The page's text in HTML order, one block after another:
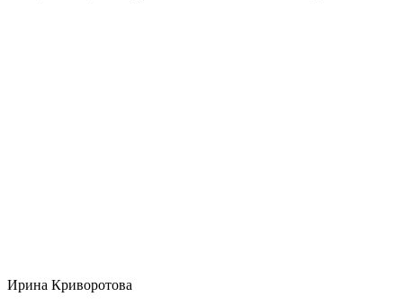
Ирина Криворотова